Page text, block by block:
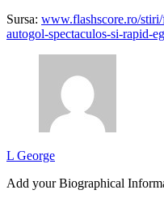
Sursa: www.flashscore.ro/
autogol-spectaculos-si-rapid-
L George
Add your Biographical